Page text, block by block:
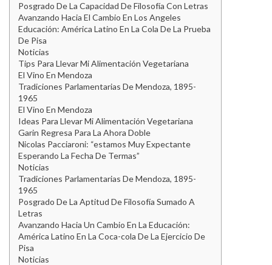
Posgrado De La Capacidad De Filosofía Con Letras
Avanzando Hacia El Cambio En Los Angeles
Educación: América Latino En La Cola De La Prueba
De Pisa
Noticias
Tips Para Llevar Mi Alimentación Vegetariana
El Vino En Mendoza
Tradiciones Parlamentarias De Mendoza, 1895-
1965
El Vino En Mendoza
Ideas Para Llevar Mi Alimentación Vegetariana
Garin Regresa Para La Ahora Doble
Nicolas Pacciaroni: “estamos Muy Expectante
Esperando La Fecha De Termas”
Noticias
Tradiciones Parlamentarias De Mendoza, 1895-
1965
Posgrado De La Aptitud De Filosofía Sumado A
Letras
Avanzando Hacia Un Cambio En La Educación:
América Latino En La Coca-cola De La Ejercicio De
Pisa
Noticias